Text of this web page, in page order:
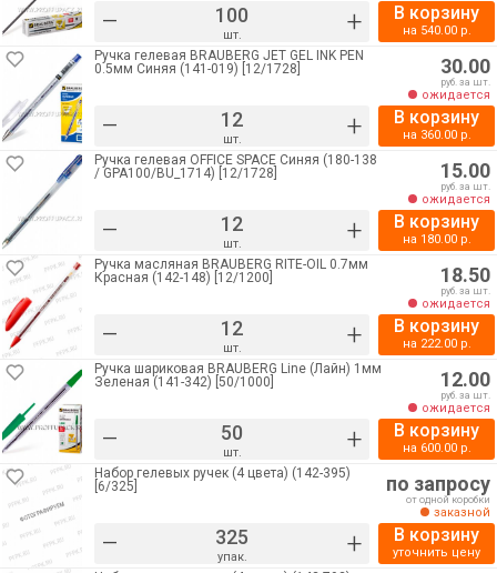
– шт. + В корзину
на 540.00р.
Ручка гелевая BRAUBERG JET GEL INK PEN
0.5мм Синяя (141-019) [12/1728]
– шт. +
30.00
руб. за шт.
ожидается
В корзину
на 360.00р.
Ручка гелевая OFFICE SPACE Синяя (180-138
/ GPA100/BU_1714) [12/1728]
– шт. +
15.00
руб. за шт.
ожидается
В корзину
на 180.00р.
Ручка масляная BRAUBERG RITE-OIL 0.7мм
Красная (142-148) [12/1200]
– шт. +
18.50
руб. за шт.
ожидается
В корзину
на 222.00р.
Ручка шариковая BRAUBERG Line (Лайн) 1мм
Зеленая (141-342) [50/1000]
– шт. +
12.00
руб. за шт.
ожидается
В корзину
на 600.00р.
Набор гелевых ручек (4 цвета) (142-395)
[6/325]
– упак. +
по запросу
от одной коробки
заказной
В корзину
уточнить цену